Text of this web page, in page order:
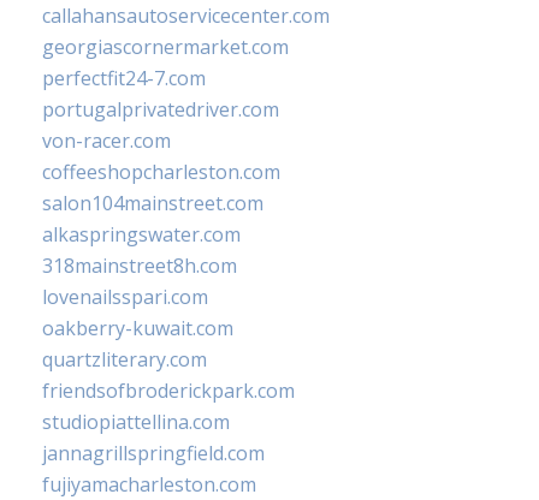
callahansautoservicecenter.com
georgiascornermarket.com
perfectfit24-7.com
portugalprivatedriver.com
von-racer.com
coffeeshopcharleston.com
salon104mainstreet.com
alkaspringswater.com
318mainstreet8h.com
lovenailsspari.com
oakberry-kuwait.com
quartzliterary.com
friendsofbroderickpark.com
studiopiattellina.com
jannagrillspringfield.com
fujiyamacharleston.com